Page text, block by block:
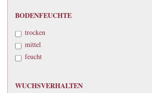
BODENFEUCHTE
BODENFEUCHTE
trocken
mittel
feucht
WUCHSVERHALTEN
WUCHSVERHALTEN